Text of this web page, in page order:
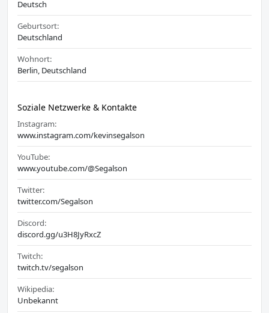
Deutsch
Geburtsort:
Deutschland
Wohnort:
Berlin, Deutschland
Soziale Netzwerke & Kontakte
Instagram:
www.instagram.com/kevinsegalson
YouTube:
www.youtube.com/@Segalson
Twitter:
twitter.com/Segalson
Discord:
discord.gg/u3H8JyRxcZ
Twitch:
twitch.tv/segalson
Wikipedia:
Unbekannt